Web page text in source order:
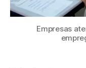
Empresas